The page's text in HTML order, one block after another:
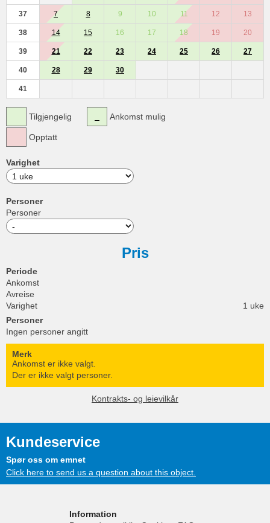
37 7 8 9 10 11 12 13
38 14 15 16 17 18 19 20
39 21 22 23 24 25 26 27
40 28 29 30
41
Tilgjengelig
Opptatt
Ankomst mulig
Varighet
Personer
Personer
Pris
Periode
Ankomst
Avreise
Varighet
1 uke
Personer
Ingen personer angitt
Merk
Ankomst er ikke valgt.
Der er ikke valgt personer.
Kontrakts- og leievilkår
Kundeservice
Spør oss om emnet
Click here to send us a question about this object.
Information